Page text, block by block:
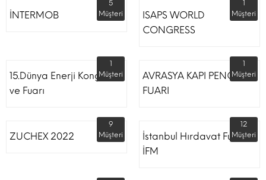
İNTERMOB
5
Müşteri
ISAPS WORLD
CONGRESS
1
Müşteri
15.Dünya Enerji Kongresi
ve Fuarı
1
Müşteri
AVRASYA KAPI PENCERE
FUARI
1
Müşteri
ZUCHEX 2022
9
Müşteri
İstanbul Hırdavat Fuarı
İFM
12
Müşteri